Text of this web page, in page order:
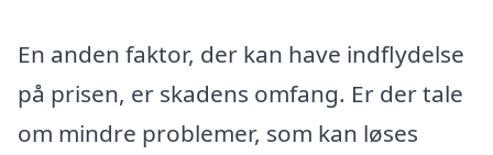
En anden faktor, der kan have indflydelse
på prisen, er skadens omfang. Er der tale
om mindre problemer, som kan løses